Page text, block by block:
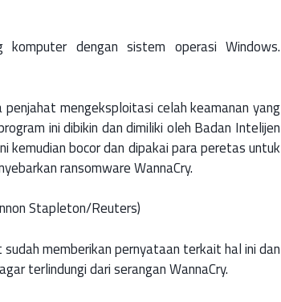
komputer dengan sistem operasi Windows.
mengeksploitasi celah keamanan yang
ini dibikin dan dimiliki oleh Badan Intelijen
kemudian bocor dan dipakai para peretas untuk
ransomware WannaCry.
Stapleton/Reuters)
memberikan pernyataan terkait hal ini dan
terlindungi dari serangan WannaCry.